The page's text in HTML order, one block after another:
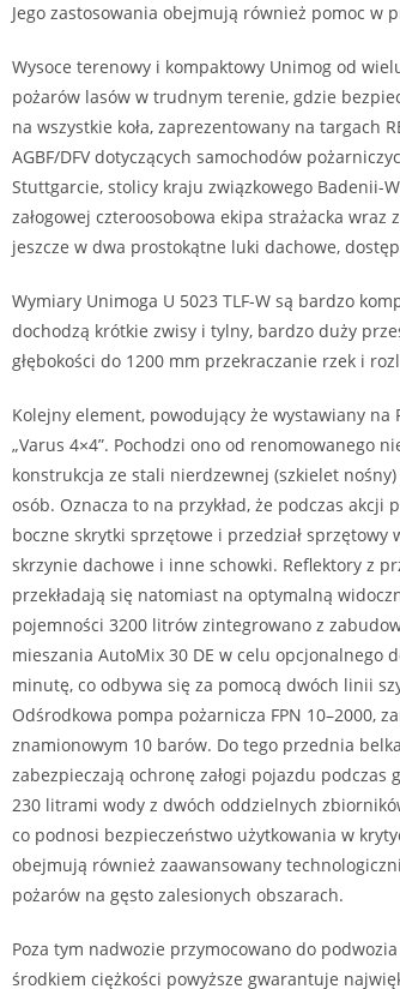
Jego zastosowania obejmują również pomoc w
Wysoce terenowy i kompaktowy Unimog od
pożarów lasów w trudnym terenie, gdzie
na wszystkie koła, zaprezentowany na targach
AGBF/DFV dotyczących samochodów
Stuttgarcie, stolicy kraju związkowego Badenii-
załogowej czteroosobowa ekipa strażacka
jeszcze w dwa prostokątne luki dachowe,
Wymiary Unimoga U 5023 TLF-W są bardzo
dochodzą krótkie zwisy i tylny, bardzo duży
głębokości do 1200 mm przekraczanie rzek i
Kolejny element, powodujący że wystawiany
„Varus 4×4”. Pochodzi ono od renomowanego
konstrukcja ze stali nierdzewnej (szkielet
osób. Oznacza to na przykład, że podczas
boczne skrytki sprzętowe i przedział
skrzynie dachowe i inne schowki. Reflektory z
przekładają się natomiast na optymalną
pojemności 3200 litrów zintegrowano z
mieszania AutoMix 30 DE w celu opcjonalnego
minutę, co odbywa się za pomocą dwóch linii
Odśrodkowa pompa pożarnicza FPN 10–2000,
znamionowym 10 barów. Do tego przednia
zabezpieczają ochronę załogi pojazdu
230 litrami wody z dwóch oddzielnych
co podnosi bezpieczeństwo użytkowania w
obejmują również zaawansowany
pożarów na gęsto zalesionych obszarach.
Poza tym nadwozie przymocowano do
środkiem ciężkości powyższe gwarantuje